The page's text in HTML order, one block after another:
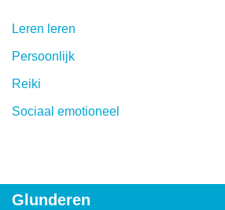
Leren leren
Persoonlijk
Reiki
Sociaal emotioneel
Glunderen